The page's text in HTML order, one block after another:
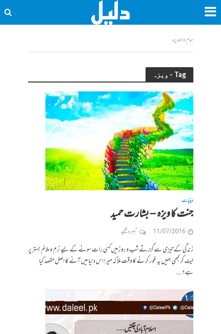
ہوم<<ویزہ
Tag - ویزہ
دینیات
جنت کا ویزہ – بشارت حمید
11/07/2016 تبصرہ لکھیے
زندگی کے تیزی سےگزرتے شب و روز میں کسی رات سونے کے لیے نرم و ملائم بستر پر
لیٹ کر کبھی ہمیں یہ غور کرنے کا وقت ملا کہ میرا اس دنیا میں آنے کا اصل مقصد کیا
ہے؟...